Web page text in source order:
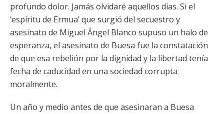
profundo dolor. Jamás olvidaré aquellos días. Si el
‘espíritu de Ermua’ que surgió del secuestro y
asesinato de Miguel Ángel Blanco supuso un halo de
esperanza, el asesinato de Buesa fue la constatación
de que esa rebelión por la dignidad y la libertad tenía
fecha de caducidad en una sociedad corrupta
moralmente.
Un año y medio antes de que asesinaran a Buesa